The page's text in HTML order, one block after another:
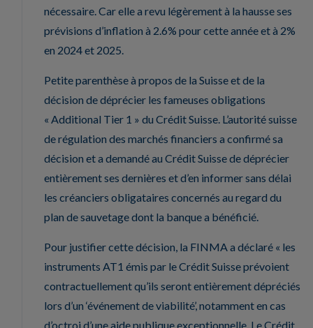
nécessaire. Car elle a revu légèrement à la hausse ses
prévisions d’inflation à 2.6% pour cette année et à 2%
en 2024 et 2025.
Petite parenthèse à propos de la Suisse et de la
décision de déprécier les fameuses obligations
« Additional Tier 1 » du Crédit Suisse. L’autorité suisse
de régulation des marchés financiers a confirmé sa
décision et a demandé au Crédit Suisse de déprécier
entièrement ses dernières et d’en informer sans délai
les créanciers obligataires concernés au regard du
plan de sauvetage dont la banque a bénéficié.
Pour justifier cette décision, la FINMA a déclaré « les
instruments AT1 émis par le Crédit Suisse prévoient
contractuellement qu’ils seront entièrement dépréciés
lors d’un ‘événement de viabilité’, notamment en cas
d’octroi d’une aide publique exceptionnelle. Le Crédit